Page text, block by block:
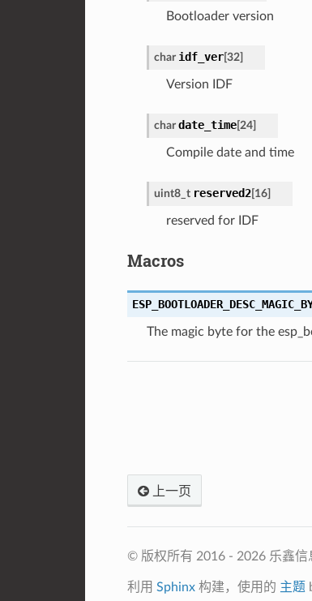
Bootloader version
char idf_ver[32]
Version IDF
char date_time[24]
Compile date and time
uint8_t reserved2[16]
reserved for IDF
Macros
The magic byte for the
上一页
© 版权所有 2016 - 2026 乐鑫信
利用 Sphinx构建，使用的 主题